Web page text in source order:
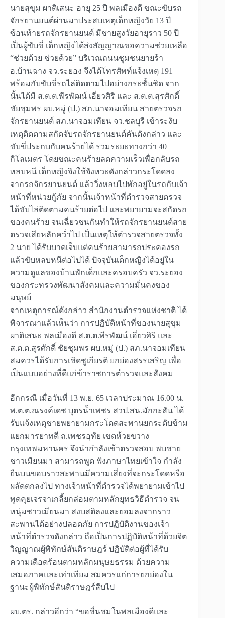
นายสุขุม ผาติเสนะ อายุ 25 ปี พลเมืองดี ขณะขับรถ
จักรยานยนต์ผ่านมาประสบเหตุเด็กหญิงวัย 13 ปี
ซ้อนท้ายรถจักรยานยนต์ มีชายสูงวัยอายุราว 50 ปี
เป็นผู้ขับขี่ เด็กหญิงได้ส่งสัญญาณขอความช่วยเหลือ
“ช่วยด้วย ช่วยด้วย” บริเวณถนนชุมชนยายร้า
อ.บ้านฉาง จว.ระยอง จึงได้โทรศัพท์แจ้งเหตุ 191
พร้อมกับขับขี่รถไล่ติดตามไปอย่างกระชั้นชิด จาก
นั้นได้มี ส.ต.ต.พีรพัฒน์ เอี่ยวศิริ และ ส.ต.ต.สุรศักดิ์
ชัยชุมพร ผบ.หมู่ (ป.) สภ.นาจอมเทียน สายตรวจรถ
จักรยานยนต์ สภ.นาจอมเทียน จว.ชลบุรี เข้าระงับ
เหตุติดตามสกัดจับรถจักรยานยนต์คันดังกล่าว และ
ขับขี่ประกบกับคนร้ายได้ รวมระยะทางกว่า 40
กิโลเมตร โดยขณะคนร้ายลดความเร็วเพื่อกลับรถ
หลบหนี เด็กหญิงจึงใช้จังหวะดังกล่าวกระโดดลง
จากรถจักรยานยนต์ แล้ววิ่งหลบไปพักอยู่ในรถกับเจ้า
หน้าที่หน่วยกู้ภัย จากนั้นเจ้าหน้าที่ตำรวจสายตรวจ
ได้ขับไล่ติดตามคนร้ายต่อไป และพยายามจะสกัดรถ
ของคนร้าย จนเฉี่ยวชนกันทำให้รถจักรยานยนต์สาย
ตรวจเสียหลักคว่ำไป เป็นเหตุให้ตำรวจสายตรวจทั้ง
2 นาย ได้รับบาดเจ็บแต่คนร้ายสามารถประคองรถ
แล้วขับหลบหนีต่อไปได้ ปัจจุบันเด็กหญิงได้อยู่ใน
ความดูแลของบ้านพักเด็กและครอบครัว จว.ระยอง
ของกระทรวงพัฒนาสังคมและความมั่นคงของ
มนุษย์
จากเหตุการณ์ดังกล่าว สํานักงานตํารวจแห่งชาติ ได้
พิจารณาแล้วเห็นว่า การปฏิบัติหน้าที่ของนายสุขุม
ผาติเสนะ พลเมืองดี ส.ต.ต.พีรพัฒน์ เอี่ยวศิริ และ
ส.ต.ต.สุรศักดิ์ ชัยชุมพร ผบ.หมู่ (ป.) สภ.นาจอมเทียน
สมควรได้รับการเชิดชูเกียรติ ยกย่องสรรเสริญ เพื่อ
เป็นแบบอย่างที่ดีแก่ข้าราชการตำรวจและสังคม
อีกกรณี เมื่อวันที่ 13 พ.ย. 65 เวลาประมาณ 16.00 น.
พ.ต.ต.ณรงค์เดช บุตรน้ำเพชร สวป.สน.มักกะสัน ได้
รับแจ้งเหตุชายพยายามกระโดดสะพานยกระดับข้าม
แยกมารยาทดี ถ.เพชรอุทัย เขตห้วยขวาง
กรุงเทพมหานคร จึงนำกำลังเข้าตรวจสอบ พบชาย
ชาวเมียนมา สามารถพูด ฟังภาษาไทยเข้าใจ กำลัง
ยืนบนขอบราวสะพานมีความเสี่ยงที่จะกระโดดหรือ
ผลัดตกลงไป ทางเจ้าหน้าที่ตำรวจได้พยายามเข้าไป
พูดคุยเจรจาเกลี้ยกล่อมตามหลักยุทธวิธีตำรวจ จน
หนุ่มชาวเมียนมา สงบสติลงและยอมลงจากราว
สะพานได้อย่างปลอดภัย การปฏิบัติงานของเจ้า
หน้าที่ตำรวจดังกล่าว ถือเป็นการปฏิบัติหน้าที่ด้วยจิต
วิญญาณผู้พิทักษ์สันติราษฎร์ ปฏิบัติต่อผู้ที่ได้รับ
ความเดือดร้อนตามหลักมนุษยธรรม ด้วยความ
เสมอภาคและเท่าเทียม สมควรแก่การยกย่องใน
ฐานะผู้พิทักษ์สันติราษฎร์สืบไป
ผบ.ตร. กล่าวอีกว่า “ขอชื่นชมในพลเมืองดีและ